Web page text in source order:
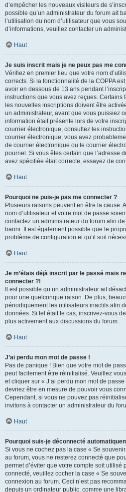
d’empêcher les nouveaux visiteurs de
possible qu’un administrateur du forum ait
l’utilisation du nom d’utilisateur que vous
d’informations, veuillez contacter un
Haut
Je suis inscrit mais je ne peux pas me
Vérifiez en premier lieu que votre nom
corrects. Si la fonctionnalité de la COPPA
avoir en dessous de 13 ans pendant
instructions que vous avez reçues. Certains
les nouvelles inscriptions doivent être
un administrateur, avant que vous puissiez
information était présente lors de votre
courrier électronique, consultez les
courrier électronique, vous avez
de courrier électronique ou le courrier
pourriel. Si vous êtes certain que l’adresse
avez spécifiée était correcte, essayez de
Haut
Pourquoi ne puis-je pas me connecter ?
Plusieurs raisons peuvent en être la cause.
nom d’utilisateur et votre mot de passe
contactez un administrateur du forum afin
banni. Il est également possible que le
problème de configuration et qu’il soit
Haut
Je m’étais déjà inscrit par le passé mais
connecter ?!
Il est possible qu’un administrateur ait
pour une quelconque raison. De plus,
périodiquement les utilisateurs inactifs afin
données. Si tel était le cas, inscrivez-vous
plus activement aux discussions du forum.
Haut
J’ai perdu mon mot de passe !
Pas de panique ! Bien que votre mot de
peut facilement être réinitialisé. Veuillez
et cliquer sur « J’ai perdu mon mot de
devriez être en mesure de pouvoir vous
Cependant, si vous ne pouvez pas
invitons à contacter un administrateur du
Haut
Pourquoi suis-je déconnecté
Si vous ne cochez pas la case « Se
au forum, vous ne resterez connecté que
permet d’éviter que votre compte soit utilisé
connecté, veuillez cocher la case « Se
connexion au forum. Ceci n’est pas
depuis un ordinateur public, comme une